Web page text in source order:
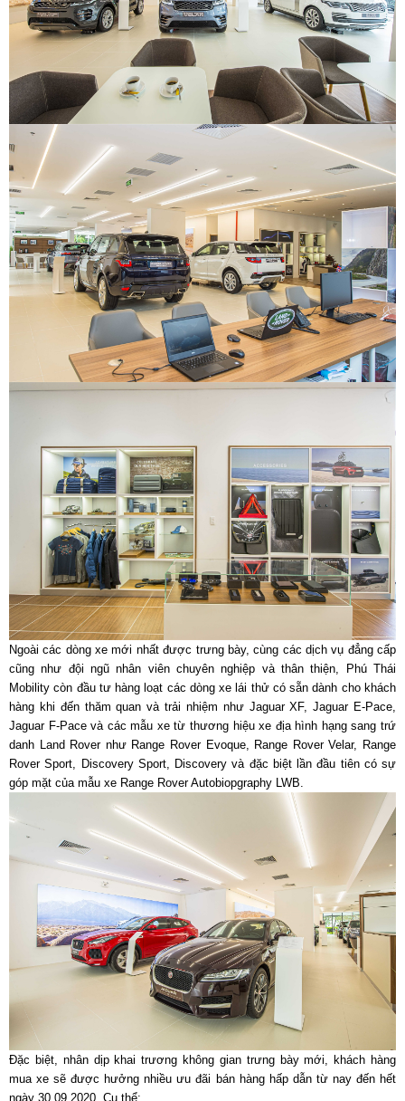
Ngoài các dòng xe mới nhất được trưng bày, cùng các dịch vụ đẳng cấp
cũng như đội ngũ nhân viên chuyên nghiệp và thân thiện, Phú Thái
Mobility còn đầu tư hàng loạt các dòng xe lái thử có sẵn dành cho khách
hàng khi đến thăm quan và trải nhiệm như Jaguar XF, Jaguar E-Pace,
Jaguar F-Pace và các mẫu xe từ thương hiệu xe địa hình hạng sang trứ
danh Land Rover như Range Rover Evoque, Range Rover Velar, Range
Rover Sport, Discovery Sport, Discovery và đặc biệt lần đầu tiên có sự
góp mặt của mẫu xe Range Rover Autobiopgraphy LWB.
Đặc biệt, nhân dịp khai trương không gian trưng bày mới, khách hàng
mua xe sẽ được hưởng nhiều ưu đãi bán hàng hấp dẫn từ nay đến hết
ngày 30.09.2020. Cụ thể: